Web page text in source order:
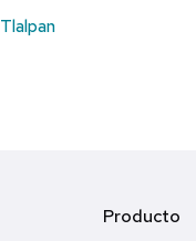
Tlalpan
Producto